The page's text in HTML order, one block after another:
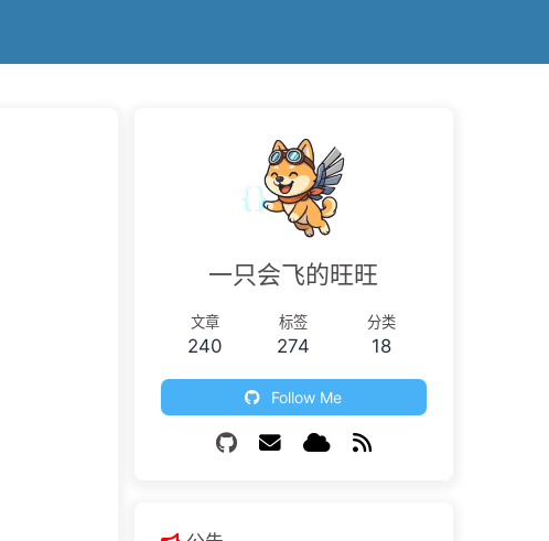
一只会飞的旺旺
文章
240
标签
274
分类
18
Follow Me